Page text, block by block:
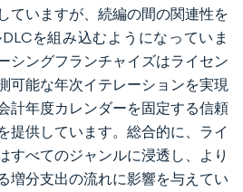
ていますが、続編の間の関連性を
を組み込むようになっていま
シングフランチャイズはライセン
可能な年次イテレーションを実現
計年度カレンダーを固定する信頼
提供しています。総合的に、ライ
すべてのジャンルに浸透し、より
増分支出の流れに影響を与えてい